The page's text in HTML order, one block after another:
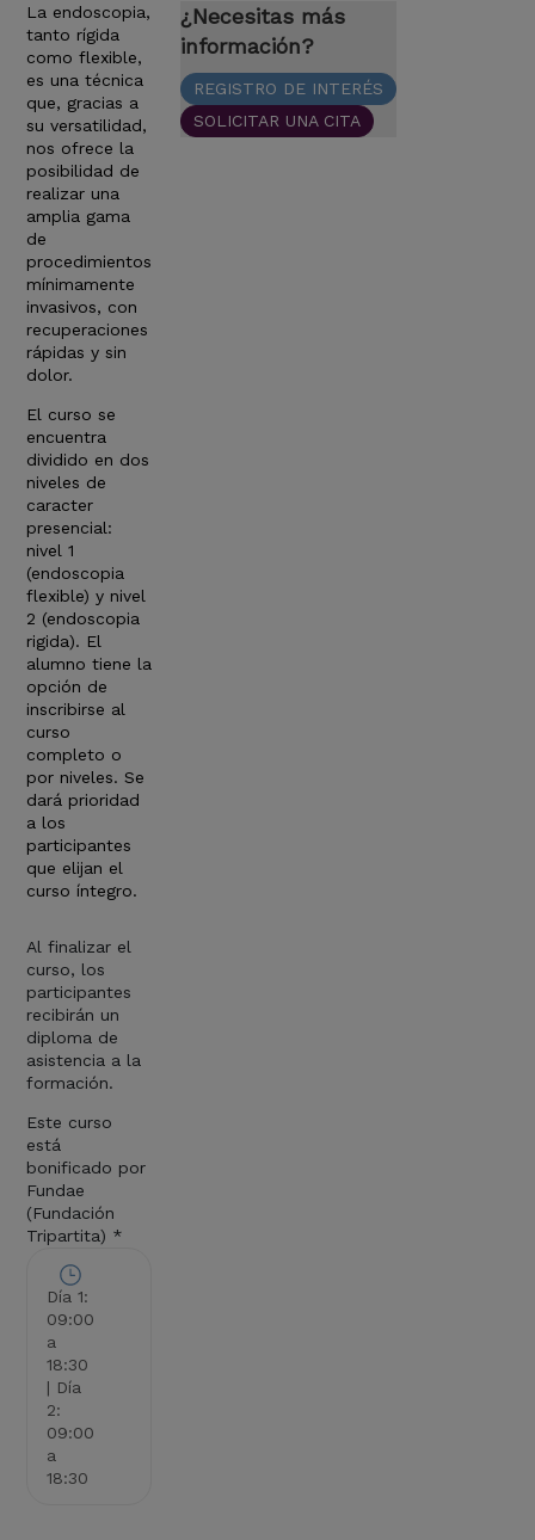
La endoscopia,
tanto rígida
como flexible,
es una técnica
que, gracias a
su versatilidad,
nos ofrece la
posibilidad de
realizar una
amplia gama
de
procedimientos
mínimamente
invasivos, con
recuperaciones
rápidas y sin
dolor.
El curso se
encuentra
dividido en dos
niveles de
caracter
presencial:
nivel 1
(endoscopia
flexible) y nivel
2 (endoscopia
rigida). El
alumno tiene la
opción de
inscribirse al
curso
completo o
por niveles. Se
dará prioridad
a los
participantes
que elijan el
curso íntegro.
Al finalizar el
curso, los
participantes
recibirán un
diploma de
asistencia a la
formación.
Este curso
está
bonificado por
Fundae
(Fundación
Tripartita) *
Día 1:
09:00
a
18:30
| Día
2:
09:00
a
18:30
¿Necesitas más
información?
REGISTRO DE INTERÉS
SOLICITAR UNA CITA